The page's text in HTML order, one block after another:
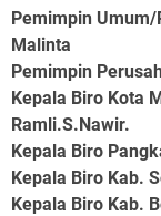
Pemimpin
Malinta
Pemimpin
Kepala Biro Kota
Ramli.S.Nawir.
Kepala Biro
Kepala Biro Kab.
Kepala Biro Kab.